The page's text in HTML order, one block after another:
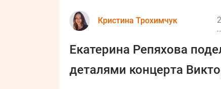
Кристина Трохимчук
Екатерина Репяхова
деталями концерта